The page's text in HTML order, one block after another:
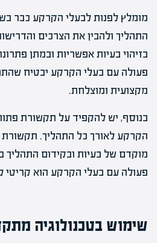
מומלץ לפנות לבעלי הקרקע כבר
התהליך ולהבין את הצרכים
בזיהוי בעיות אפשריות ובמתן
פעולה עם בעלי הקרקע יבטיח
מקצועית ומוצלחת.
בנוסף, יש להקפיד על תקשורת
הקרקע לאורך כל התהליך. תקשורת
מוקדם של בעיות ובקידום התהליך
פעולה עם בעלי הקרקע הוא קריטי
שימוש בטכנולוגיה